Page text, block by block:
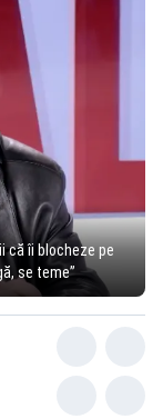
că îi blocheze pe
se teme”